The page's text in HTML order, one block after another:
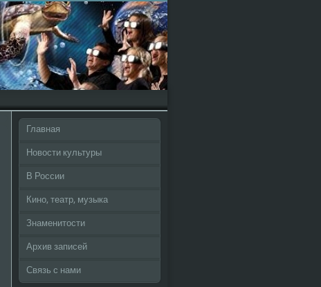
Главная
Новости культуры
В России
Кино, театр, музыка
Знаменитости
Архив записей
Связь с нами